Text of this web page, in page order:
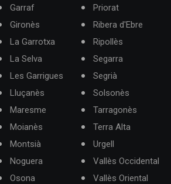
Garraf
Gironès
La Garrotxa
La Selva
Les Garrigues
Lluçanès
Maresme
Moianès
Montsià
Noguera
Osona
Priorat
Ribera d'Ebre
Ripollès
Segarra
Segrià
Solsonès
Tarragonès
Terra Alta
Urgell
Vallès Occidental
Vallès Oriental